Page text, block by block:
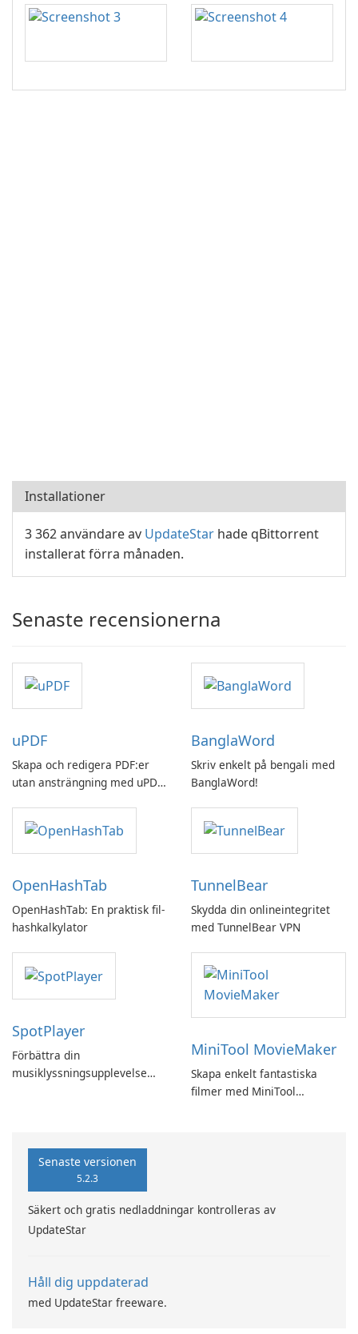
Installationer
3 362 användare av UpdateStar hade qBittorrent
installerat förra månaden.
Senaste recensionerna
uPDF
Skapa och redigera PDF:er
utan ansträngning med uPDF
BanglaWord
Skriv enkelt på bengali med
BanglaWord!
OpenHashTab
OpenHashTab: En praktisk fil-
hashkalkylator
TunnelBear
Skydda din onlineintegritet
med TunnelBear VPN
SpotPlayer
Förbättra din
musiklyssningsupplevelse
MiniTool MovieMaker
Skapa enkelt fantastiska
filmer med MiniTool
Senaste versionen
5.2.3
Säkert och gratis nedladdningar kontrolleras av
UpdateStar
Håll dig uppdaterad
med UpdateStar freeware.